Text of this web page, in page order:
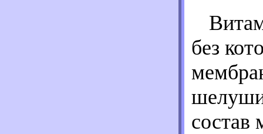
без
состав